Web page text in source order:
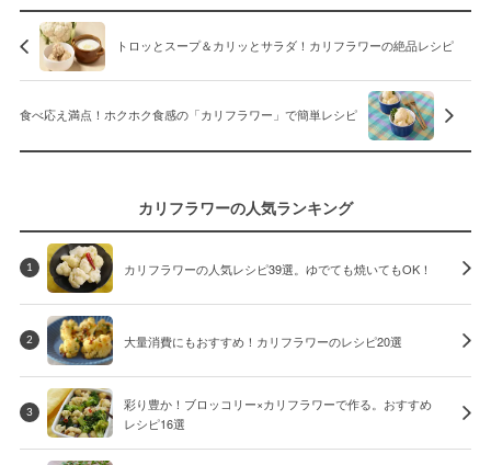
トロッとスープ＆カリッとサラダ！カリフラワーの絶品レシピ
食べ応え満点！ホクホク食感の「カリフラワー」で簡単レシピ
カリフラワーの人気ランキング
1 カリフラワーの人気レシピ39選。ゆでても焼いてもOK！
2 大量消費にもおすすめ！カリフラワーのレシピ20選
3
彩り豊か！ブロッコリー×カリフラワーで作る。おすすめ
レシピ16選